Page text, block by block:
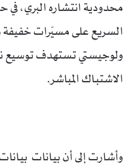
محدودية انتشاره البري،
السريع على مسيّرات خفيفة
ولوجيستي تستهدف توسيع
الاشتباك المباشر.
وأشارت إلى أن بيانات